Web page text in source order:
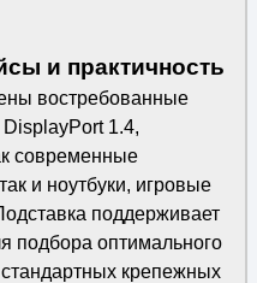
и практичность
востребованные
1.4,
современные
и ноутбуки, игровые
поддерживает
подбора оптимального
крепежных